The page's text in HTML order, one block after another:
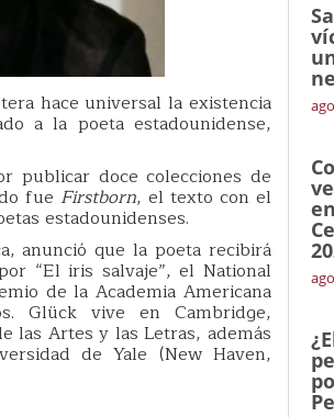
hace universal la existencia
a la poeta estadounidense,
publicar doce colecciones de
fue Firstborn, el texto con el
estadounidenses.
anunció que la poeta recibirá
“El iris salvaje”, el National
de la Academia Americana
Glück vive en Cambridge,
las Artes y las Letras, además
de Yale (New Haven,